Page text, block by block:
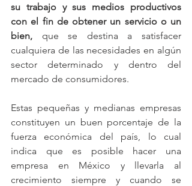
su trabajo y sus medios productivos
con el fin de obtener un servicio o un
bien, que se destina a satisfacer
cualquiera de las necesidades en algún
sector determinado y dentro del
mercado de consumidores.
Estas pequeñas y medianas empresas
constituyen un buen porcentaje de la
fuerza económica del país, lo cual
indica que es posible hacer una
empresa en México y llevarla al
crecimiento siempre y cuando se